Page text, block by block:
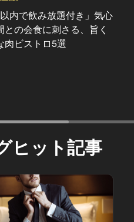
以内で飲み放題付き」気心
との会食に刺さる、旨く
肉ビストロ5選
ヒット記事